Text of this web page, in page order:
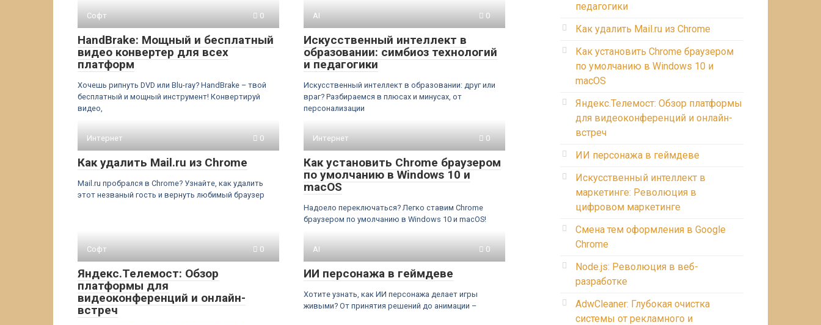
Софт 0
HandBrake: Мощный и бесплатный
видео конвертер для всех
платформ
Хочешь рипнуть DVD или Blu-ray? HandBrake – твой
бесплатный и мощный инструмент! Конвертируй
видео,
AI 0
Искусственный интеллект в
образовании: симбиоз технологий
и педагогики
Искусственный интеллект в образовании: друг или
враг? Разбираемся в плюсах и минусах, от
персонализации
Интернет 0
Как удалить Mail.ru из Chrome
Mail.ru пробрался в Chrome? Узнайте, как удалить
этот незваный гость и вернуть любимый браузер
Интернет 0
Как установить Chrome браузером
по умолчанию в Windows 10 и
macOS
Надоело переключаться? Легко ставим Chrome
браузером по умолчанию в Windows 10 и macOS!
Софт 0
Яндекс.Телемост: Обзор
платформы для
видеоконференций и онлайн-
встреч
AI 0
ИИ персонажа в геймдеве
Хотите узнать, как ИИ персонажа делает игры
живыми? От принятия решений до анимации –
педагогики
Как удалить Mail.ru из Chrome
Как установить Chrome браузером
по умолчанию в Windows 10 и
macOS
Яндекс.Телемост: Обзор платформы
для видеоконференций и онлайн-
встреч
ИИ персонажа в геймдеве
Искусственный интеллект в
маркетинге: Революция в
цифровом маркетинге
Смена тем оформления в Google
Chrome
Node.js: Революция в веб-
разработке
AdwCleaner: Глубокая очистка
системы от рекламного и